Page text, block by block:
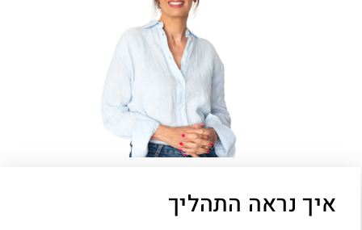
איך נראה התהליך